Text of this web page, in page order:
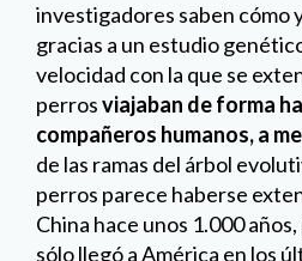
sugiere que fue llevado allí
europeos.
7.PREFIEREN UNA
UNA SALCHICHA
Y literalmente, porque un
mes de agosto en la revista
Affective Neuroscience»,